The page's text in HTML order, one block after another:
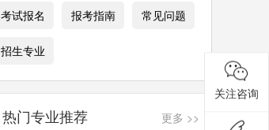
考试报名 报考指南 常见问题
招生专业
热门专业推荐 更多 >>
关注咨询